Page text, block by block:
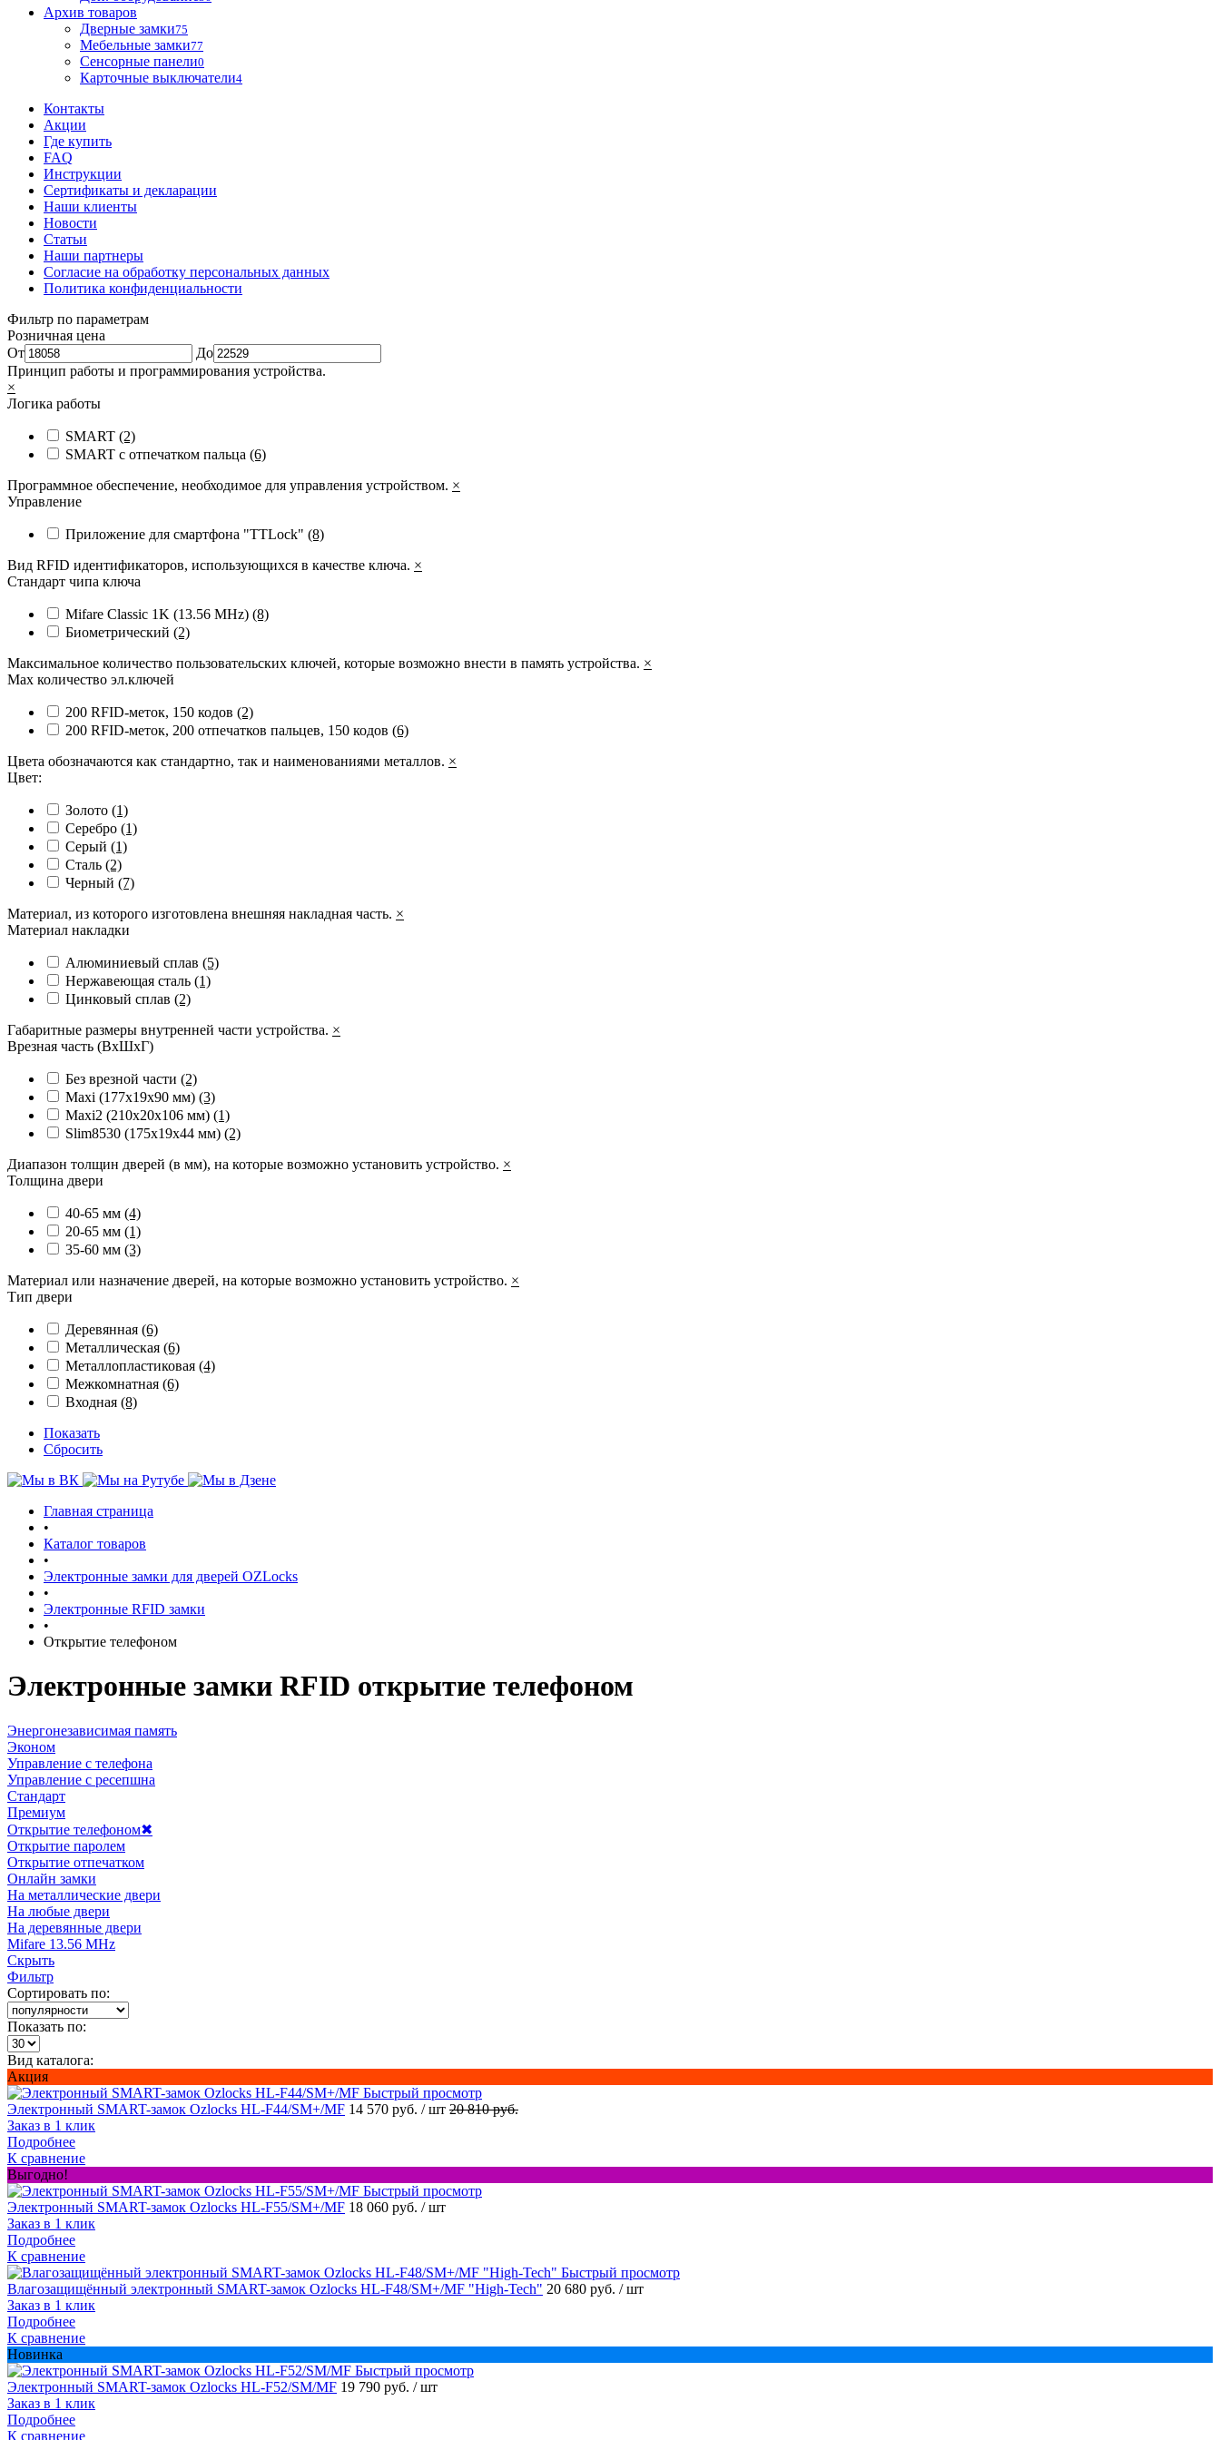
Архив товаров
Дверные замки75
Мебельные замки77
Сенсорные панели0
Карточные выключатели4
Контакты
Акции
Где купить
FAQ
Инструкции
Сертификаты и декларации
Наши клиенты
Новости
Статьи
Наши партнеры
Согласие на обработку персональных данных
Политика конфиденциальности
Фильтр по параметрам
Розничная цена
От
До
Принцип работы и программирования устройства.
×
Логика работы
SMART (2)
SMART с отпечатком пальца (6)
Программное обеспечение, необходимое для управления устройством. ×
Управление
Приложение для смартфона "TTLock" (8)
Вид RFID идентификаторов, использующихся в качестве ключа. ×
Стандарт чипа ключа
Mifare Classic 1K (13.56 MHz) (8)
Биометрический (2)
Максимальное количество пользовательских ключей, которые возможно внести в память устройства. ×
Max количество эл.ключей
200 RFID-меток, 150 кодов (2)
200 RFID-меток, 200 отпечатков пальцев, 150 кодов (6)
Цвета обозначаются как стандартно, так и наименованиями металлов. ×
Цвет:
Золото (1)
Серебро (1)
Серый (1)
Сталь (2)
Черный (7)
Материал, из которого изготовлена внешняя накладная часть. ×
Материал накладки
Алюминиевый сплав (5)
Нержавеющая сталь (1)
Цинковый сплав (2)
Габаритные размеры внутренней части устройства. ×
Врезная часть (ВхШхГ)
Без врезной части (2)
Maxi (177х19х90 мм) (3)
Maxi2 (210х20х106 мм) (1)
Slim8530 (175x19x44 мм) (2)
Диапазон толщин дверей (в мм), на которые возможно установить устройство. ×
Толщина двери
40-65 мм (4)
20-65 мм (1)
35-60 мм (3)
Материал или назначение дверей, на которые возможно установить устройство. ×
Тип двери
Деревянная (6)
Металлическая (6)
Металлопластиковая (4)
Межкомнатная (6)
Входная (8)
Показать
Сбросить
Главная страница
•
Каталог товаров
•
Электронные замки для дверей OZLocks
•
Электронные RFID замки
•
Открытие телефоном
Электронные замки RFID открытие телефоном
Энергонезависимая память
Эконом
Управление с телефона
Управление с ресепшна
Стандарт
Премиум
Открытие телефоном✖
Открытие паролем
Открытие отпечатком
Онлайн замки
На металлические двери
На любые двери
На деревянные двери
Mifare 13.56 MHz
Скрыть
Фильтр
Сортировать по:
Показать по:
Вид каталога:
Акция
Быстрый просмотр
Электронный SMART-замок Ozlocks HL-F44/SM+/MF 14 570 руб. / шт 20 810 руб.
Заказ в 1 клик
Подробнее
К сравнение
Выгодно!
Быстрый просмотр
Электронный SMART-замок Ozlocks HL-F55/SM+/MF 18 060 руб. / шт
Заказ в 1 клик
Подробнее
К сравнение
Быстрый просмотр
Влагозащищённый электронный SMART-замок Ozlocks HL-F48/SM+/MF "High-Tech" 20 680 руб. / шт
Заказ в 1 клик
Подробнее
К сравнение
Новинка
Быстрый просмотр
Электронный SMART-замок Ozlocks HL-F52/SM/MF 19 790 руб. / шт
Заказ в 1 клик
Подробнее
К сравнение